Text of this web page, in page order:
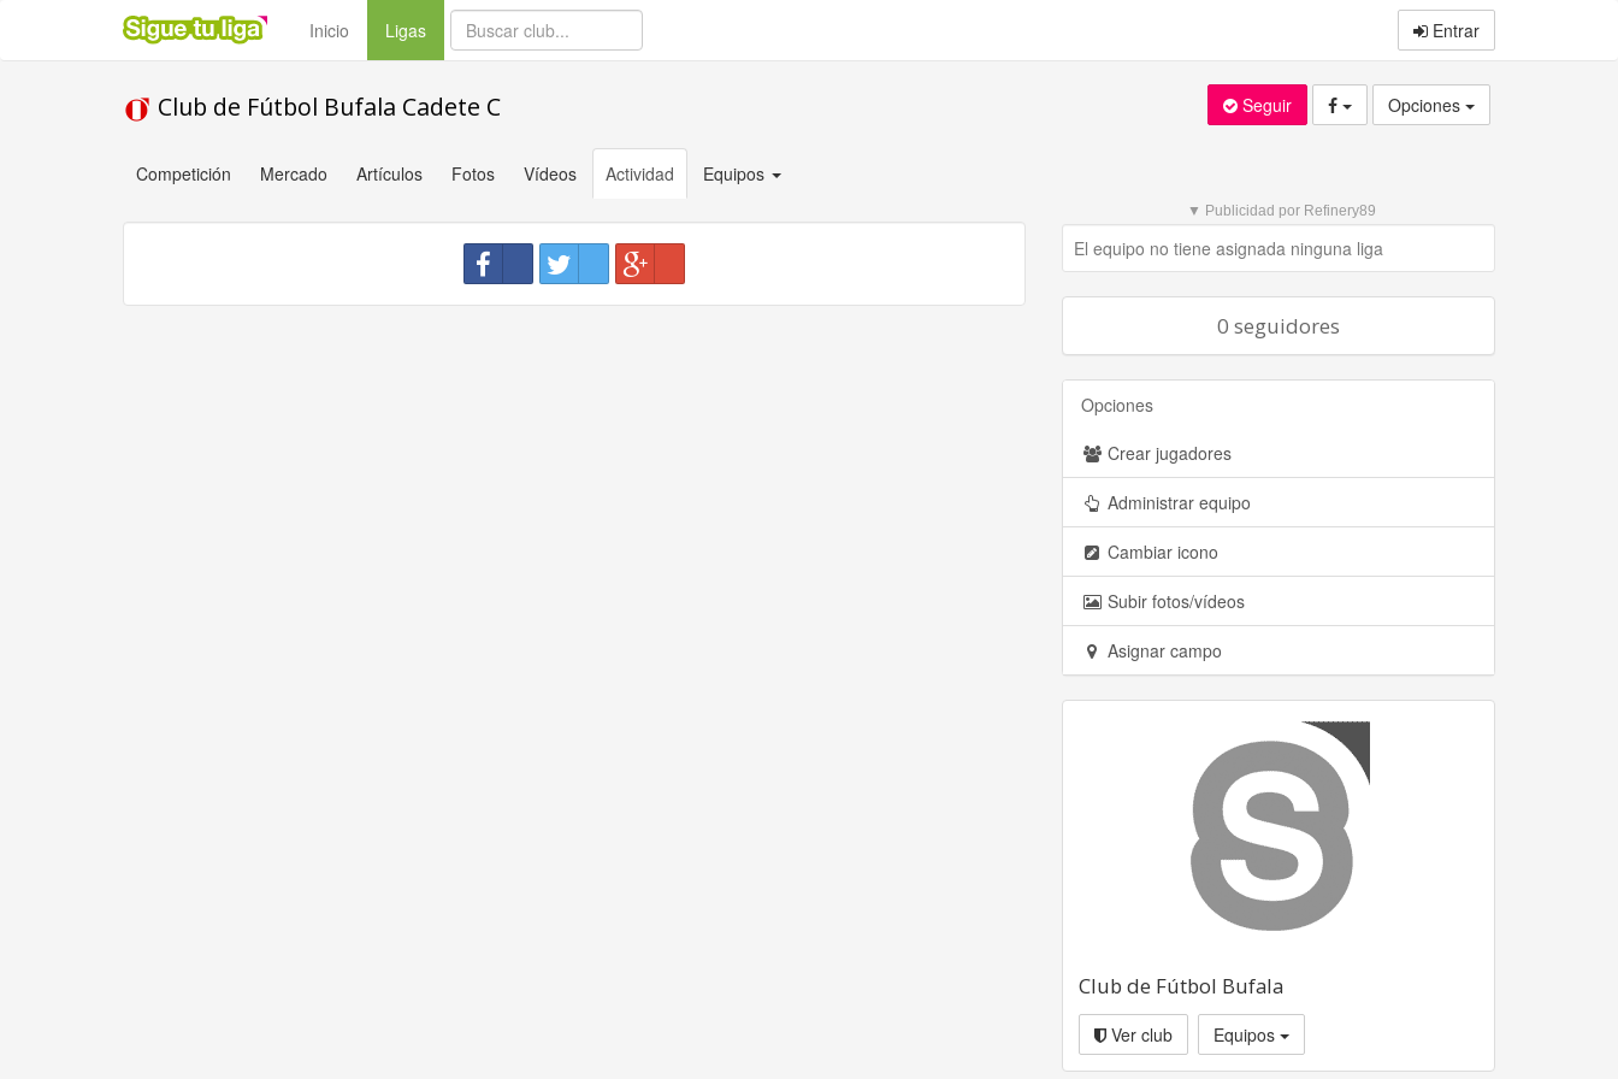
Inicio Ligas(current) Entrar
Club de Fútbol Bufala Cadete C Seguir Opciones
Competición Mercado Artículos Fotos Vídeos Actividad Equipos
▼ Publicidad por Refinery89
El equipo no tiene asignada ninguna liga
0 seguidores
Opciones
Crear jugadores
Administrar equipo
Cambiar icono
Subir fotos/vídeos
Asignar campo
Club de Fútbol Bufala
Ver club Equipos